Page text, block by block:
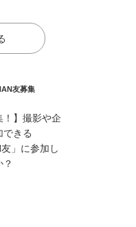
友募集
！】撮影や企
できる
友」に参加し
？